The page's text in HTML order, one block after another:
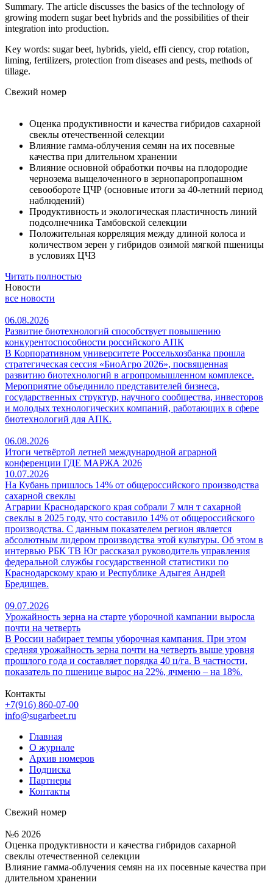
Summary. The article discusses the basics of the technology of
growing modern sugar beet hybrids and the possibilities of their
integration into production.
Key words: sugar beet, hybrids, yield, effi ciency, crop rotation,
liming, fertilizers, protection from diseases and pests, methods of
tillage.
Свежий номер
Оценка продуктивности и качества гибридов сахарной
свеклы отечественной селекции
Влияние гамма-облучения семян на их посевные
качества при длительном хранении
Влияние основной обработки почвы на плодородие
чернозема выщелоченного в зернопаропропашном
севообороте ЦЧР (основные итоги за 40-летний период
наблюдений)
Продуктивность и экологическая пластичность линий
подсолнечника Тамбовской селекции
Положительная корреляция между длиной колоса и
количеством зерен у гибридов озимой мягкой пшеницы
в условиях ЦЧЗ
Читать полностью
Новости
все новости
06.08.2026
Развитие биотехнологий способствует повышению
конкурентоспособности российского АПК
В Корпоративном университете Россельхозбанка прошла
стратегическая сессия «БиоАгро 2026», посвященная
развитию биотехнологий в агропромышленном комплексе.
Мероприятие объединило представителей бизнеса,
государственных структур, научного сообщества, инвесторов
и молодых технологических компаний, работающих в сфере
биотехнологий для АПК.
06.08.2026
Итоги четвёртой летней международной аграрной
конференции ГДЕ МАРЖА 2026
10.07.2026
На Кубань пришлось 14% от общероссийского производства
сахарной свеклы
Аграрии Краснодарского края собрали 7 млн т сахарной
свеклы в 2025 году, что составило 14% от общероссийского
производства. С данным показателем регион является
абсолютным лидером производства этой культуры. Об этом в
интервью РБК ТВ Юг рассказал руководитель управления
федеральной службы государственной статистики по
Краснодарскому краю и Республике Адыгея Андрей
Бредищев.
09.07.2026
Урожайность зерна на старте уборочной кампании выросла
почти на четверть
В России набирает темпы уборочная кампания. При этом
средняя урожайность зерна почти на четверть выше уровня
прошлого года и составляет порядка 40 ц/га. В частности,
показатель по пшенице вырос на 22%, ячменю – на 18%.
Контакты
+7(916) 860-07-00
info@sugarbeet.ru
Главная
О журнале
Архив номеров
Подписка
Партнеры
Контакты
Свежий номер
№6 2026
Оценка продуктивности и качества гибридов сахарной
свеклы отечественной селекции
Влияние гамма-облучения семян на их посевные качества при
длительном хранении